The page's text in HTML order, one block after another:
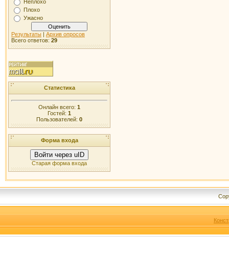
Неплохо
Плохо
Ужасно
Результаты | Архив опросов
Всего ответов: 29
Статистика
Онлайн всего: 1
Гостей: 1
Пользователей: 0
Форма входа
Войти через uID
Старая форма входа